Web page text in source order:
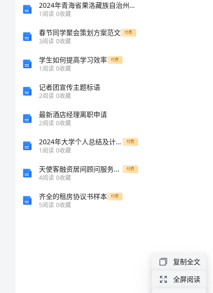
2024
2024年青海省果洛藏族自治州达日县机械员考试题库及答案【精品】
1阅读 0收藏
春节同学聚会策划方案范文 付费
3阅读 0收藏
学生如何提高学习效率 付费
1阅读 0收藏
记者团宣传主题标语
2阅读 0收藏
最新酒店经理离职申请
2阅读 0收藏
2024年大学个人总结及计划精编 付费
1阅读 0收藏
天使客融资居间顾问服务合同范本 付费
4阅读 0收藏
齐全的租房协议书样本 付费
5阅读 0收藏
险；
复制全文
全屏阅读